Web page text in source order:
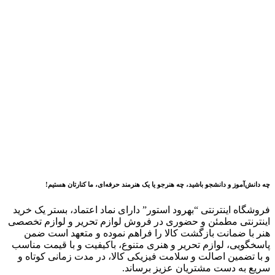
چه دانش‌آموز و دانشجو باشید، چه هنرجو یا یک هنرمند حرفه‌ای، ما کنارتان هستیم!
فروشگاه اینترنتی “بهرود استور” دارای نماد اعتماد، بستر یک خرید
اینترنتی مطمئن و حضوری در فروش لوازم تحریر و لوازم تخصصی
هنر با ضمانت بازگشت کالا را فراهم نموده و متعهد است ضمن
پاسخگویی، لوازم تحریر و هنری متنوع، باکیفیت و با قیمت مناسب
و با تضمین اصالت و سلامت فیزیکی کالا، در مدت زمانی کوتاه و
سریع به دست مشتریان عزیز برساند.